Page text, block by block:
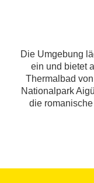
Die Umgebung
ein und bietet
Thermalbad
Nationalpark
die